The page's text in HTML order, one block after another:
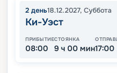
2 день18.12.2027, Суббота
Ки-Уэст
ПРИБЫТИЕ
08:00
СТОЯНКА
9 ч 00 мин17:00